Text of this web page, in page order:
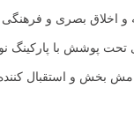
تحت پوشش با
بخش و استقبال